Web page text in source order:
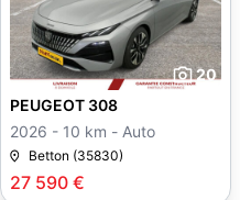
20
27 590 €
PEUGEOT 308
2026 - 10 km - Auto
Betton (35830)